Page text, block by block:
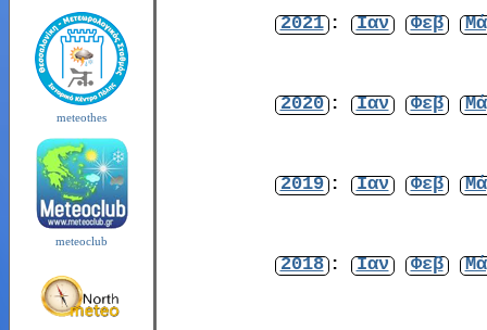
meteothes
meteoclub
2021 : Ιαν Φεβ
2020 : Ιαν Φεβ
2019 : Ιαν Φεβ
2018 : Ιαν Φεβ